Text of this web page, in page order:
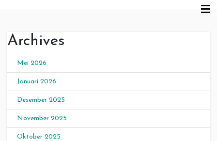
Archives
Mei 2026
Januari 2026
Desember 2025
November 2025
Oktober 2025